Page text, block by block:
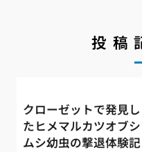
投稿
クローゼットで発見し
たヒメマルカツオブシ
ムシ幼虫の撃退体験記